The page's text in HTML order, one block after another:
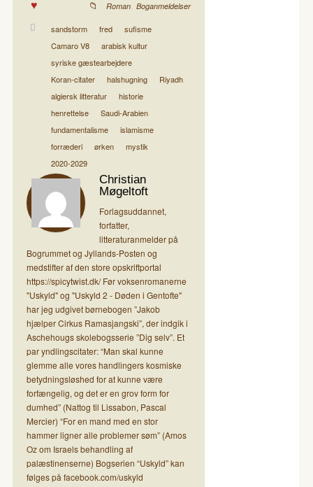
Roman, Boganmeldelser
sandstorm fred
sufisme
Camaro V8
arabisk kultur
syriske gæstearbejdere
Koran-citater
halshugning
Riyadh
algiersk litteratur
historie
henrettelse
Saudi-Arabien
fundamentalisme
islamisme
forræderi
ørken
mystik
2020-2029
Christian
Møgeltoft
Forlagsuddannet,
forfatter,
litteraturanmelder på
Bogrummet og Jyllands-Posten og
medstifter af den store opskriftportal
https://spicytwist.dk/ Før voksenromanerne
"Uskyld" og "Uskyld 2 - Døden i Gentofte"
har jeg udgivet børnebogen ”Jakob
hjælper Cirkus Ramasjangski”, der indgik i
Aschehougs skolebogsserie ”Dig selv”. Et
par yndlingscitater: “Man skal kunne
glemme alle vores handlingers kosmiske
betydningsløshed for at kunne være
forfængelig, og det er en grov form for
dumhed” (Nattog til Lissabon, Pascal
Mercier) “For en mand med en stor
hammer ligner alle problemer søm” (Amos
Oz om Israels behandling af
palæstinenserne) Bogserien “Uskyld” kan
følges på facebook.com/uskyld